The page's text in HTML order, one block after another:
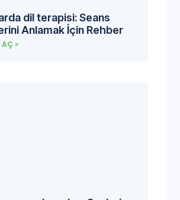
dil terapisi: Seans
Anlamak İçin Rehber
AÇ »